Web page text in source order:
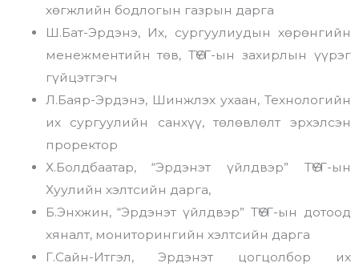
хөгжлийн бодлогын газрын дарга
Ш.Бат-Эрдэнэ, Их, сургуулиудын хөрөнгийн
менежментийн төв, ТӨҮГ-ын захирлын үүрэг
гүйцэтгэгч
Л.Баяр-Эрдэнэ, Шинжлэх ухаан, Технологийн
их сургуулийн санхүү, төлөвлөлт эрхэлсэн
проректор
Х.Болдбаатар, “Эрдэнэт үйлдвэр” ТӨҮГ-ын
Хуулийн хэлтсийн дарга,
Б.Энхжин, “Эрдэнэт үйлдвэр” ТӨҮГ-ын дотоод
хяналт, мониторингийн хэлтсийн дарга
Г.Сайн-Итгэл, Эрдэнэт цогцолбор их